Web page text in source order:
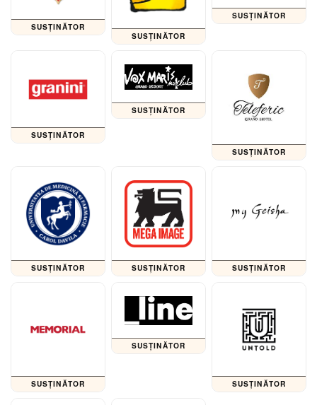
SUSȚINĂTOR
SUSȚINĂTOR
SUSȚINĂTOR
SUSȚINĂTOR
SUSȚINĂTOR
SUSȚINĂTOR
SUSȚINĂTOR SUSȚINĂTOR SUSȚINĂTOR
SUSȚINĂTOR
SUSȚINĂTOR
SUSȚINĂTOR